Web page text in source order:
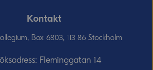
Kontakt
Box 6803, 113 86 Stockholm
Fleminggatan 14